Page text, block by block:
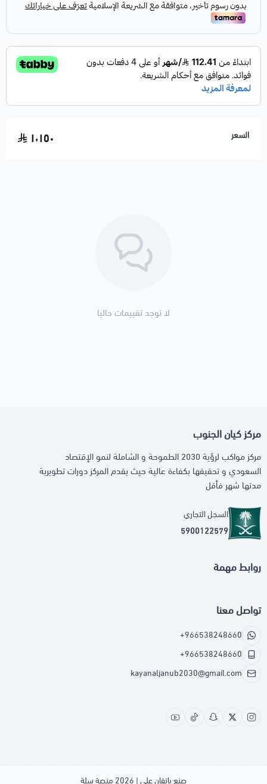
السعر ١٬١٥٠
لا توجد تقييمات حاليا
مركز كيان الجنوب
مركز مواكب لرؤية 2030 الطموحة و الشاملة لنمو الإقتصاد
السعودي و تحقيقها بكفاءة عالية حيث يقدم المركز دورات تطويرية
مدتها شهر فأقل
السجل التجاري
5900122579
روابط مهمة
تواصل معنا
+966538248660
+966538248660
kayanaljanub2030@gmail.com
صنع بإتقان على | 2026 منصة سلة